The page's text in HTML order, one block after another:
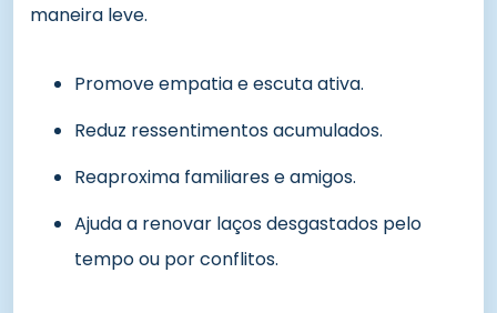
maneira leve.
Promove empatia e escuta ativa.
Reduz ressentimentos acumulados.
Reaproxima familiares e amigos.
Ajuda a renovar laços desgastados pelo
tempo ou por conflitos.